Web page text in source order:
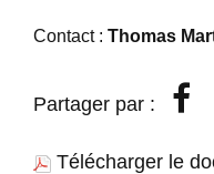
Contact : Thomas
Partager par :
Télécharger le